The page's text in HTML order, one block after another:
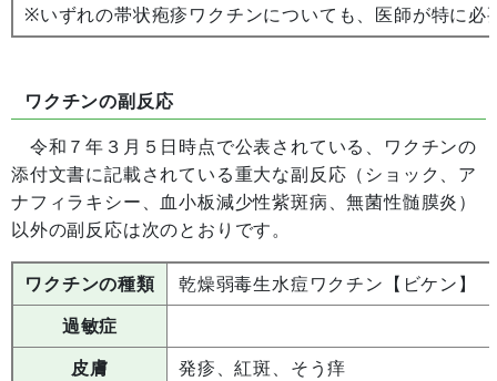
※いずれの帯状疱疹ワクチンについても、医師が特に
ワクチンの副反応
令和７年３月５日時点で公表されている、ワクチンの
添付文書に記載されている重大な副反応（ショック、ア
ナフィラキシー、血小板減少性紫斑病、無菌性髄膜炎）
以外の副反応は次のとおりです。
ワクチンの種類
乾燥弱毒生水痘ワクチン【ビケン】
過敏症
皮膚
発疹、紅斑、そう痒